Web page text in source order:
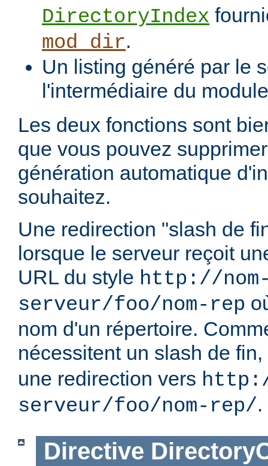
DirectoryIndex
mod_dir.
Un listing généré par le
l'intermédiaire du
Les deux fonctions sont
que vous pouvez
génération automatique
souhaitez.
Une redirection "slash de
lorsque le serveur reçoit
URL du style http://
serveur/foo/nom-rep
nom d'un répertoire.
nécessitent un slash de fin,
une redirection vers
serveur/foo/nom-rep/.
Directive